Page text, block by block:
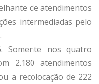
de atendimentos
intermediadas pelo
Somente nos quatro
2.180 atendimentos
a recolocação de 222